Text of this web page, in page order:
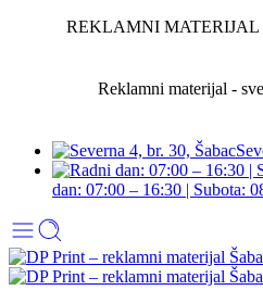
REKLAMNI MATERIJAL -
Reklamni materijal -
dan: 07:00 – 16:30 | Subota: